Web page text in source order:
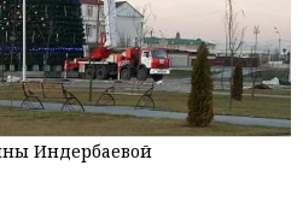
Индербаевой